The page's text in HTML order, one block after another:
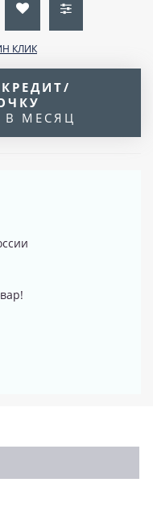
КЛИК
В МЕСЯЦ